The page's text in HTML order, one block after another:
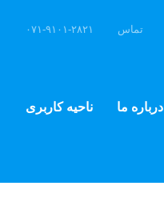
ناحیه کاربری درباره ما
۰۷۱-۹۱۰۱-۲۸۲۱ تماس